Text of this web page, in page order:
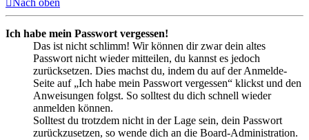
Nach oben
Ich habe mein Passwort vergessen!
Das ist nicht schlimm! Wir können dir zwar dein altes
Passwort nicht wieder mitteilen, du kannst es jedoch
zurücksetzen. Dies machst du, indem du auf der Anmelde-
Seite auf „Ich habe mein Passwort vergessen“ klickst und den
Anweisungen folgst. So solltest du dich schnell wieder
anmelden können.
Solltest du trotzdem nicht in der Lage sein, dein Passwort
zurückzusetzen, so wende dich an die Board-Administration.